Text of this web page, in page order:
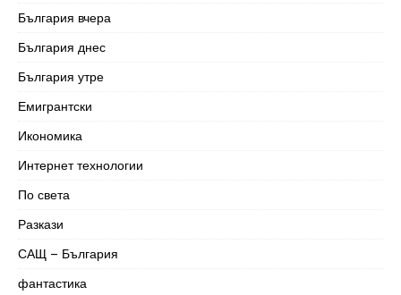
България вчера
България днес
България утре
Емигрантски
Икономика
Интернет технологии
По света
Разкази
САЩ – България
фантастика